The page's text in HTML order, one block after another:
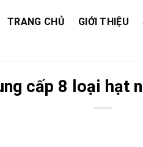
TRANG CHỦ GIỚI THIỆU
cấp 8 loại hạt